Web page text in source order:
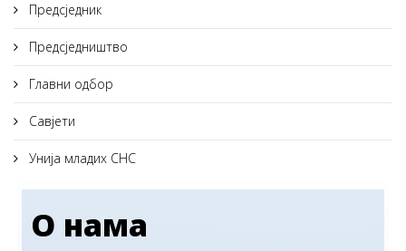
Предсједник
Предсједништво
Главни одбор
Савјети
Унија младих СНС
О нама